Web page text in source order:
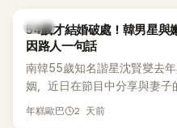
韓星
54歲才結婚破處！韓男星與
因路人一句話
南韓55歲知名諧星沈賢燮去
姻，近日在節目中分享與妻子
受兩人世界，沒想到站在飯店
年糕歐巴 2 天前